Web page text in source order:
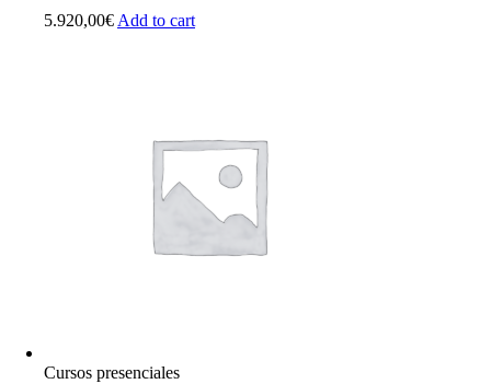
5.920,00€ Add to cart
Cursos presenciales